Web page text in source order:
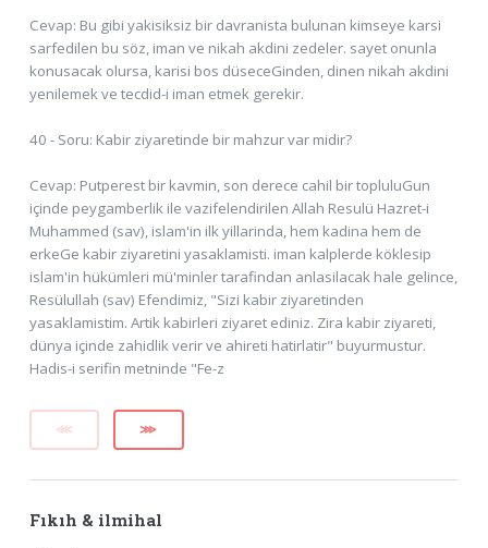
Cevap: Bu gibi yakisiksiz bir davranista bulunan kimseye karsi
sarfedilen bu söz, iman ve nikah akdini zedeler. sayet onunla
konusacak olursa, karisi bos düseceGinden, dinen nikah akdini
yenilemek ve tecdid-i iman etmek gerekir.
40 - Soru: Kabir ziyaretinde bir mahzur var midir?
Cevap: Putperest bir kavmin, son derece cahil bir topluluGun
içinde peygamberlik ile vazifelendirilen Allah Resulü Hazret-i
Muhammed (sav), islam'in ilk yillarinda, hem kadina hem de
erkeGe kabir ziyaretini yasaklamisti. iman kalplerde köklesip
islam'in hükümleri mü'minler tarafindan anlasilacak hale gelince,
Resülullah (sav) Efendimiz, "Sizi kabir ziyaretinden
yasaklamistim. Artik kabirleri ziyaret ediniz. Zira kabir ziyareti,
dünya içinde zahidlik verir ve ahireti hatirlatir" buyurmustur.
Hadis-i serifin metninde "Fe-z
⋘ ⋙
Fıkıh & ilmihal